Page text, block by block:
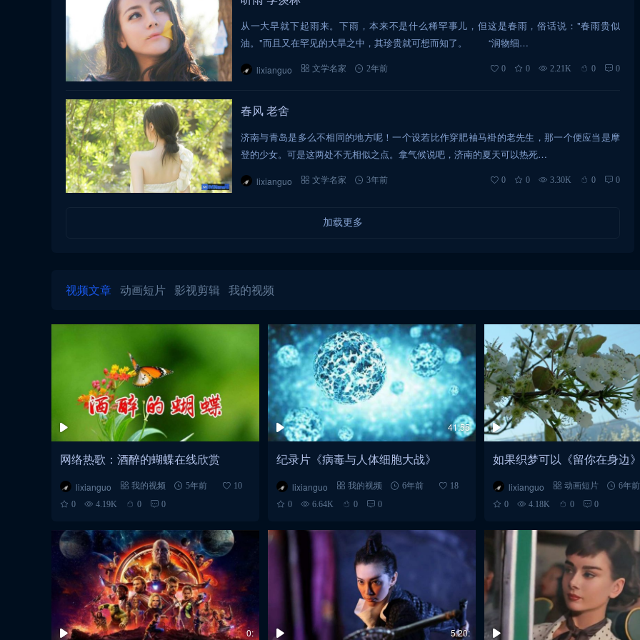
从一大早就下起雨来。下雨，本来不是什么稀罕事儿，但这是春雨，俗话说："春雨贵似
油。"而且又在罕见的大旱之中，其珍贵就可想而知了。 “润物细…
lixianguo 文学名家 2年前 0 0 2.21K 0 0
春风 老舍
济南与青岛是多么不相同的地方呢！一个设若比作穿肥袖马褂的老先生，那一个便应当是摩
登的少女。可是这两处不无相似之点。拿气候说吧，济南的夏天可以热死…
lixianguo 文学名家 3年前 0 0 3.30K 0 0
加载更多
视频文章 动画短片 影视剪辑 我的视频
网络热歌：酒醉的蝴蝶在线欣赏
lixianguo 我的视频 5年前
10
0
4.19K 0 0
41:55
纪录片《病毒与人体细胞大战》
lixianguo 我的视频 6年前
18
0
6.64K 0 0
如果织梦可以《留你在身边》
lixianguo 动画短片 6年前
0
4.18K 0 0
0: 5:20: